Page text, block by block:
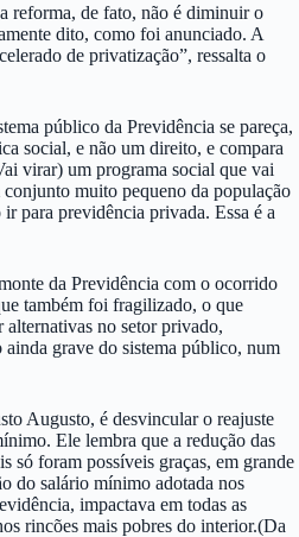
reforma, de fato, não é diminuir o
dito, como foi anunciado. A
de privatização”, ressalta o
público da Previdência se pareça,
social, e não um direito, e compara
virar) um programa social que vai
muito pequeno da população
para previdência privada. Essa é a
da Previdência com o ocorrido
também foi fragilizado, o que
alternativas no setor privado,
ainda grave do sistema público, num
Augusto, é desvincular o reajuste
Ele lembra que a redução das
só foram possíveis graças, em grande
do salário mínimo adotada nos
impactava em todas as
rincões mais pobres do interior.(Da